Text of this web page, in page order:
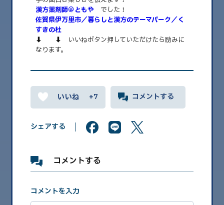
2026.08
2026.07
2026.06
2026.05
2026.04
2026.03
2026.02
2025.12
2025.10
漢方薬剤師＠ともや でした！
佐賀県伊万里市／暮らしと漢方のテーマパーク／く
すきの杜
⬇️ ⬇️ いいねボタン押していただけたら励みに
なります。
+7 コメントする
シェアする
コメントする
コメントを入力